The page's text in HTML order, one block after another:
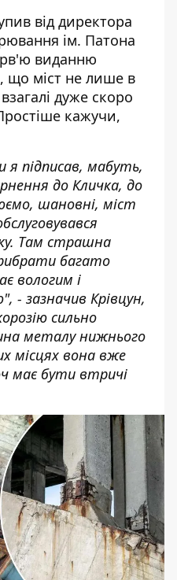
від директора
ім. Патона
виданню
що міст не лише в
дуже скоро
кажучи,
я підписав, мабуть,
до Кличка, до
шановні, міст
Там страшна
багато
вологим і
- зазначив Крівцун,
сильно
металу нижнього
місцях вона вже
має бути втричі